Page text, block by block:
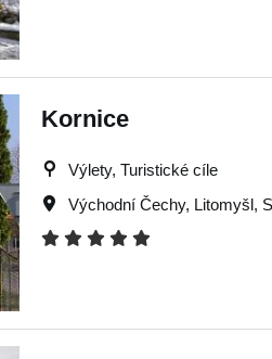
Kornice
Výlety, Turistické cíle
Východní Čechy, Litomyšl,